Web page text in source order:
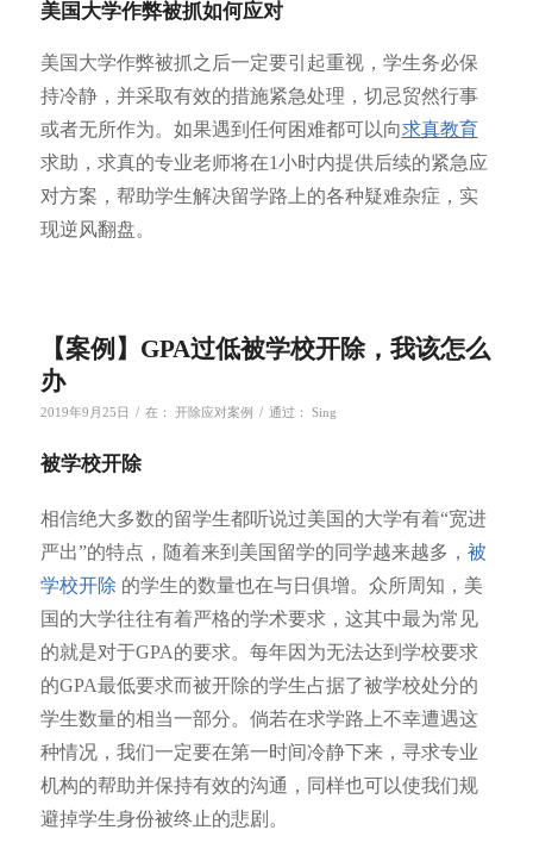
美国大学作弊被抓如何应对
美国大学作弊被抓之后一定要引起重视，学生务必保
持冷静，并采取有效的措施紧急处理，切忌贸然行事
或者无所作为。如果遇到任何困难都可以向求真教育
求助，求真的专业老师将在1小时内提供后续的紧急应
对方案，帮助学生解决留学路上的各种疑难杂症，实
现逆风翻盘。
【案例】GPA过低被学校开除，我该怎么
办
2019年9月25日 / 在： 开除应对案例 / 通过： Sing
被学校开除
相信绝大多数的留学生都听说过美国的大学有着“宽进
严出”的特点，随着来到美国留学的同学越来越多， 被
学校开除 的学生的数量也在与日俱增。众所周知，美
国的大学往往有着严格的学术要求，这其中最为常见
的就是对于GPA的要求。每年因为无法达到学校要求
的GPA最低要求而被开除的学生占据了被学校处分的
学生数量的相当一部分。倘若在求学路上不幸遭遇这
种情况，我们一定要在第一时间冷静下来，寻求专业
机构的帮助并保持有效的沟通，同样也可以使我们规
避掉学生身份被终止的悲剧。